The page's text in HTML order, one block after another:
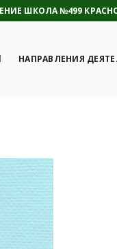
ШКОЛА №499
НАПРАВЛЕНИЯ